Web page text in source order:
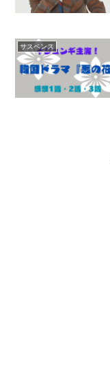
サスペンス